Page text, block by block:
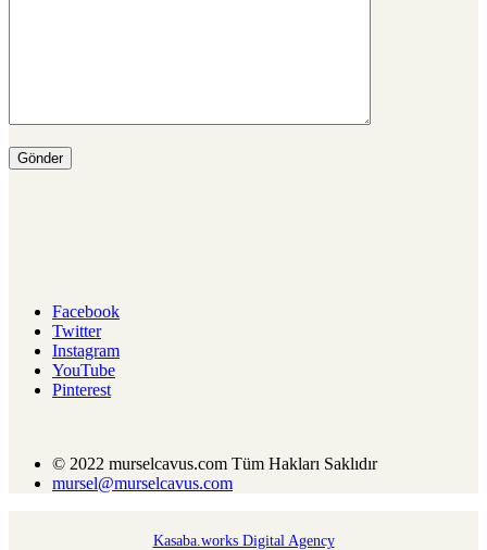
Facebook
Twitter
Instagram
YouTube
Pinterest
© 2022 murselcavus.com Tüm Hakları Saklıdır
mursel@murselcavus.com
Kasaba.works Digital Agency